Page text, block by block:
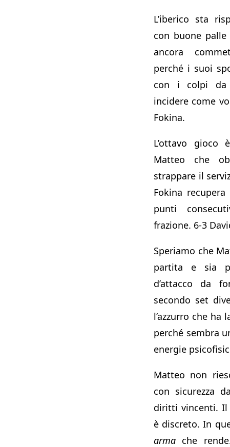
L’iberico sta
con buone palle
ancora
perché i suoi
con i colpi da
incidere come
Fokina.
L’ottavo gioco
Matteo che
strappare il
Fokina
punti
frazione. 6-3
Speriamo che
partita e sia
d’attacco da
secondo set
l’azzurro che ha
perché sembra
energie
Matteo non
con sicurezza
diritti vincenti. Il
è discreto. In
arma che